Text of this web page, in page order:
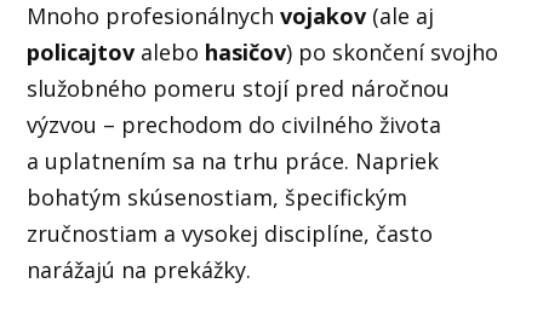
Mnoho profesionálnychvojakov (ale aj
policajtov alebo hasičov) po skončení svojho
služobného pomeru stojí pred náročnou
výzvou – prechodom do civilného života
a uplatnením sa na trhu práce. Napriek
bohatým skúsenostiam, špecifickým
zručnostiam a vysokej disciplíne, často
narážajú na prekážky.